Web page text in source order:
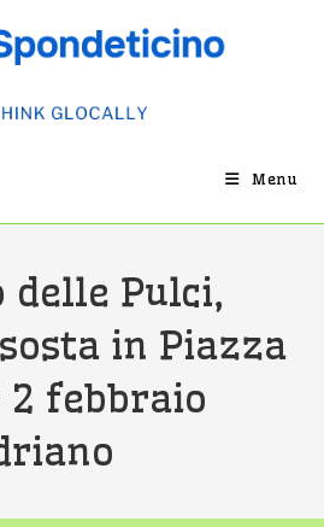
Menu
Pulci,
in Piazza
2 febbraio